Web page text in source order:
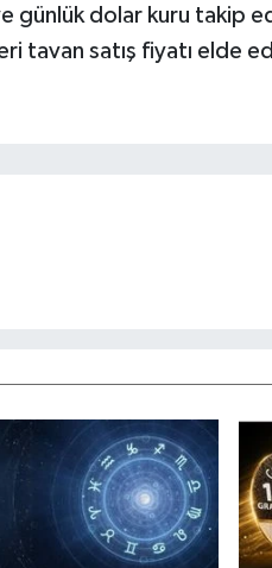
günlük dolar kuru takip
tavan satış fiyatı elde